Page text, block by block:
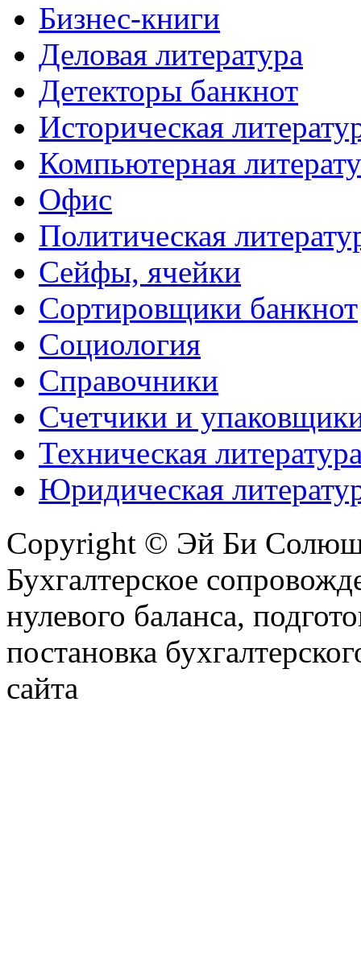
Бизнес-книги
Деловая литература
Детекторы банкнот
Историческая
Компьютерная
Офис
Политическая
Сейфы, ячейки
Сортировщики банкнот
Социология
Справочники
Счетчики и
Техническая
Юридическая
Copyright © Эй Би
Бухгалтерское
нулевого баланса,
постановка
сайта